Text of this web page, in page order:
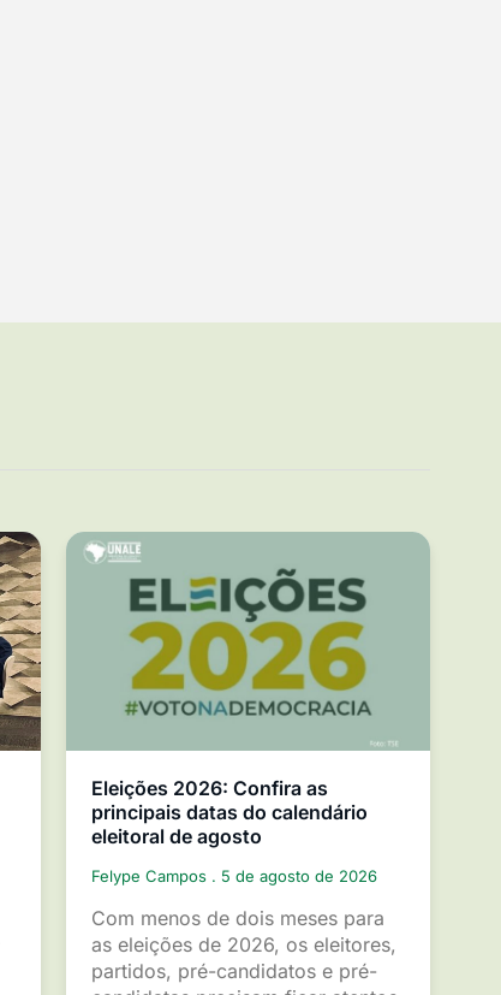
Eleições 2026: Confira as
principais datas do calendário
eleitoral de agosto
Felype Campos 5 de agosto de 2026
Com menos de dois meses para
as eleições de 2026, os eleitores,
partidos, pré-candidatos e pré-